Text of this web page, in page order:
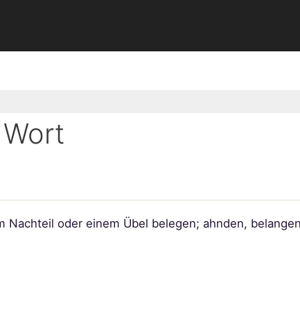
oder einem Übel belegen; ahnden,